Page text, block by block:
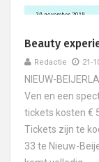
Beauty
Redactie 21-
NIEUW-
Ven en een
tickets kosten €
Tickets zijn te
33 te Nieuw-